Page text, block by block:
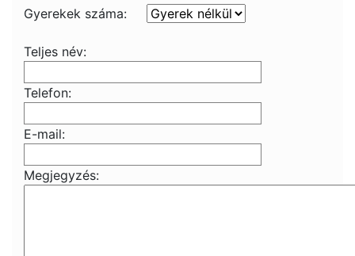
Gyerekek száma:
Teljes név:
Telefon:
E-mail:
Megjegyzés: